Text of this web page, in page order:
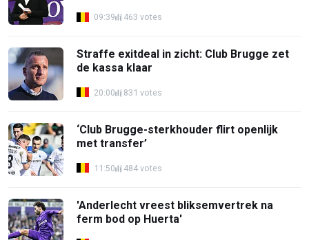
09:39 463 votes
Straffe exitdeal in zicht: Club Brugge zet
de kassa klaar
20:00 831 votes
‘Club Brugge-sterkhouder flirt openlijk
met transfer’
11:50 484 votes
'Anderlecht vreest bliksemvertrek na
ferm bod op Huerta'